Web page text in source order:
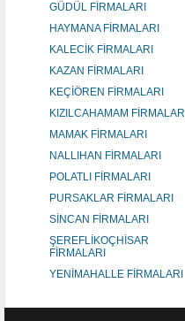
GÜDÜL FİRMALARI
HAYMANA FİRMALARI
KALECİK FİRMALARI
KAZAN FİRMALARI
KEÇİÖREN FİRMALARI
KIZILCAHAMAM FİRMALARI
MAMAK FİRMALARI
NALLIHAN FİRMALARI
POLATLI FİRMALARI
PURSAKLAR FİRMALARI
SİNCAN FİRMALARI
ŞEREFLİKOÇHİSAR
FİRMALARI
YENİMAHALLE FİRMALARI